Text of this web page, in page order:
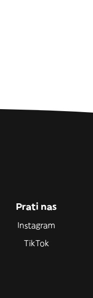
Prati nas
Instagram
TikTok